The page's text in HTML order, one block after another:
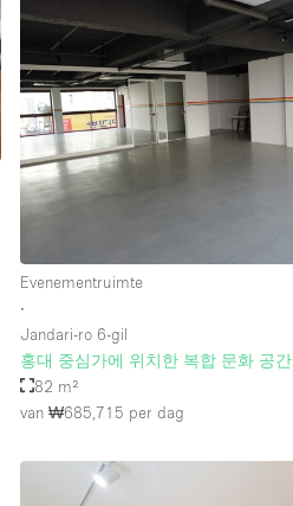
Evenementruimte
∙
Jandari-ro 6-gil
홍대 중심가에 위치한 복합 문화 공간
82 m²
van ₩685,715 per dag